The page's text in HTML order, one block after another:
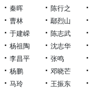
秦晖 陈行之
曹林
鄢烈山
于建嵘
陈志武
杨祖陶
沈志华
李昌平
张鸣
杨鹏
邓晓芒
马玲
王振东